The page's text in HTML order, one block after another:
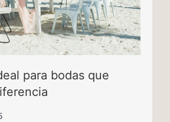
para bodas que